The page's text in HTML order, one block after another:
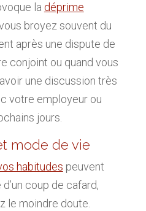
la déprime
broyez souvent du
après une dispute de
conjoint ou quand vous
une discussion très
votre employeur ou
jours.
mode de vie
habitudes peuvent
coup de cafard,
le moindre doute.